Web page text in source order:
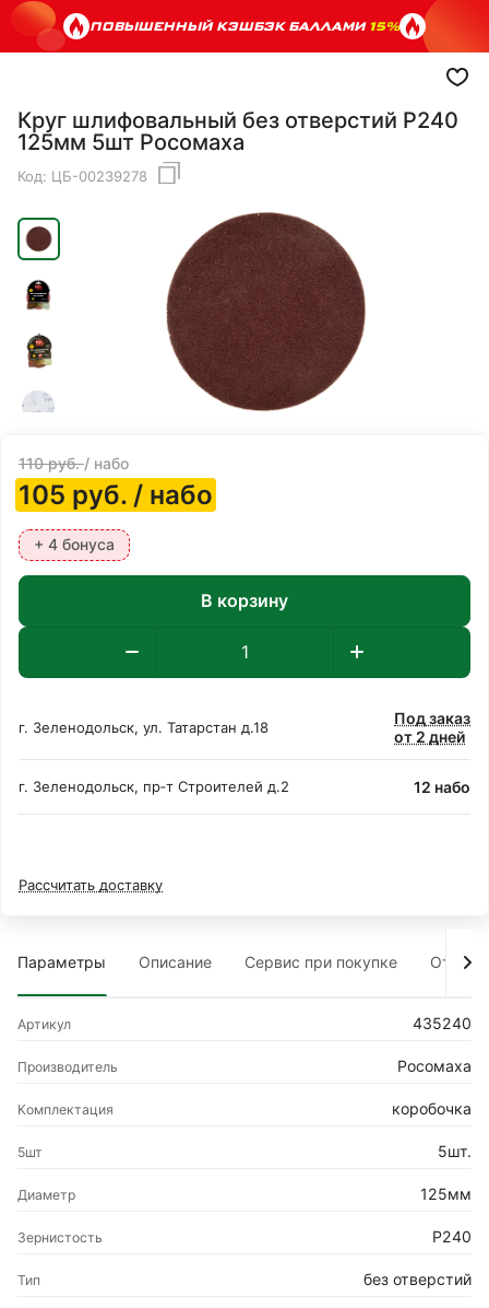
ПОВЫШЕННЫЙ КЭШБЭК БАЛЛАМИ15%
Круг шлифовальный без отверстий Р240
125мм 5шт Росомаха
Код: ЦБ-00239278
110руб. / набо
105 руб. / набо
+ 4 бонуса
В корзину
г. Зеленодольск, ул. Татарстан д.18
Под заказ
от 2 дней
г. Зеленодольск, пр‑т Строителей д.2 12 набо
Рассчитать доставку
Параметры Описание Сервис при покупке Отзывы
Артикул 435240
Производитель Росомаха
Комплектация коробочка
5шт 5шт.
Диаметр 125мм
Зернистость Р240
Тип без отверстий